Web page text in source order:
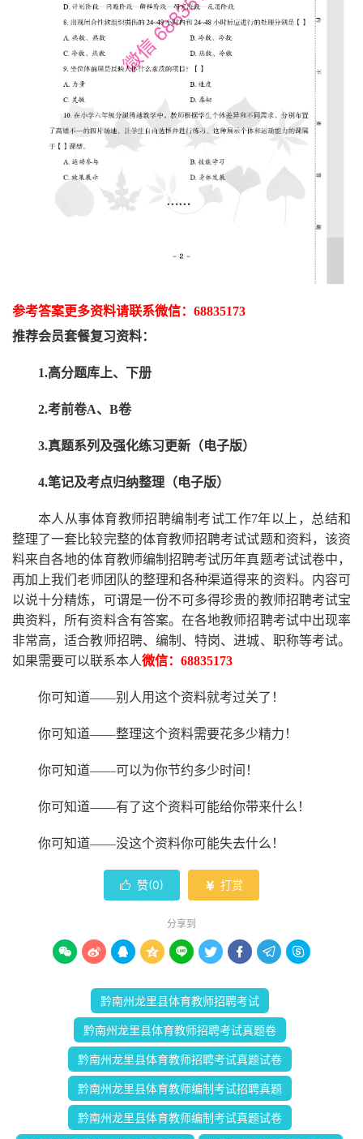
参考答案更多资料请联系微信： 68835173
推荐会员套餐复习资料：
1.高分题库上、下册
2.考前卷A、B卷
3.真题系列及强化练习更新（电子版）
4.笔记及考点归纳整理（电子版）
本人从事体育教师招聘编制考试工作7年以上，总结和
整理了一套比较完整的体育教师招聘考试试题和资料，该资
料来自各地的体育教师编制招聘考试历年真题考试试卷中，
再加上我们老师 团队的整理和各种渠道得来的资料。内容可
以说十分精炼，可谓是一份不可多得珍贵的教师招聘考试宝
典资料，所有资料含有答案。在各地教师招聘考试中出现率
非常高，适合教师招聘、编制、特岗、进城、职称等考试。
如果需要可以联系本人微信： 68835173
你可知道——别人用这个资料就考过关了！
你可知道——整理这个资料需要花多少精力 ！
你可知道——可以为你节约多少时间！
你可知道——有了这个资料可能给你带来什么！
你可知道——没这个资料你可能失去什么 ！
 赞(0)  打赏
分享到
        
黔南州龙里县体育教师招聘考试
黔南州龙里县体育教师招聘考试真题卷
黔南州龙里县体育教师招聘考试真题试卷
黔南州龙里县体育教师编制考试招聘真题
黔南州龙里县体育教师编制考试真题试卷